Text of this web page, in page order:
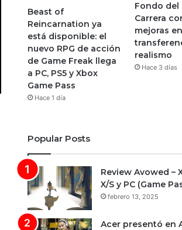
Beast of
Reincarnation ya
está disponible: el
nuevo RPG de acción
de Game Freak llega
a PC, PS5 y Xbox
Game Pass
Hace 1 día
Fondo del
Carrera
mejoras en
realismo
Hace 3 días
Popular Posts
Review Avowed –
X/S y PC (Game
febrero 13, 2025
Acer presentó en